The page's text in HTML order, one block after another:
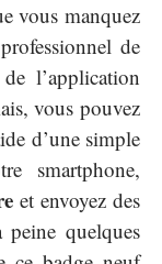
vous manquez
de
l’application
vous pouvez
d’une simple
smartphone,
et envoyez des
quelques